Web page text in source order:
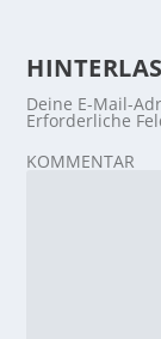
Deine E-Mail-
Erforderliche
KOMMENTAR